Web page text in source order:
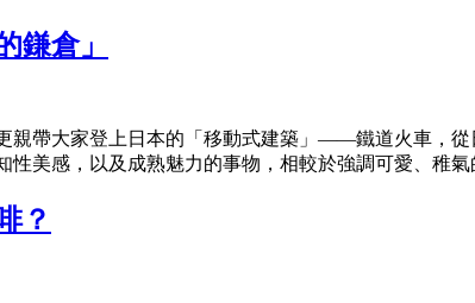
倉」
親帶大家登上日本的「移動式建築」——鐵道火車，
美感，以及成熟魅力的事物，相較於強調可愛、稚氣
？